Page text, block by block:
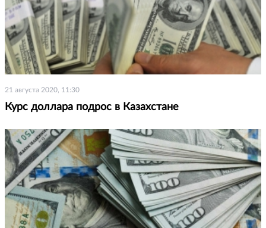
21 августа 2020, 11:30
Курс доллара подрос в Казахстане